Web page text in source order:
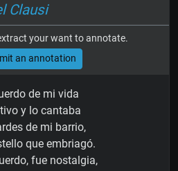
Clausi
your want to annotate.
an annotation
de mi vida
y lo cantaba
de mi barrio,
que embriagó.
fue nostalgia,